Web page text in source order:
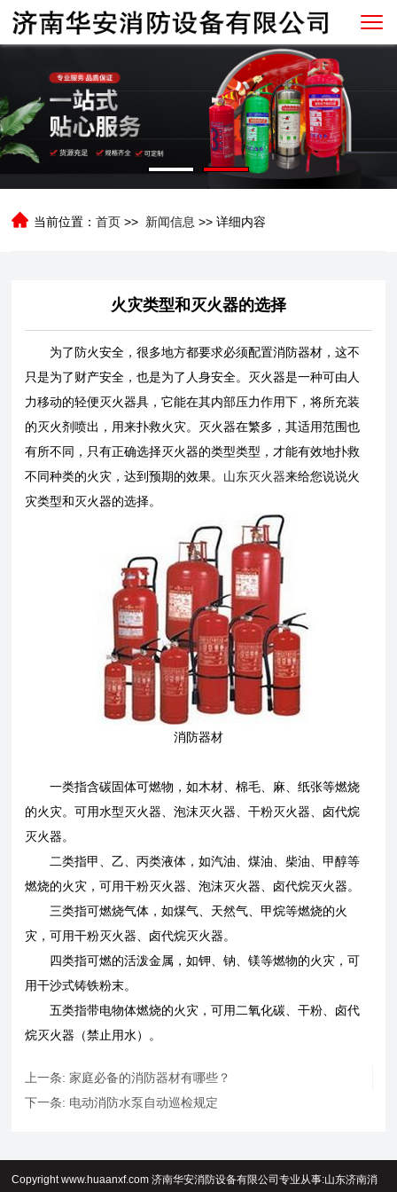
当前位置：首页 >> 新闻信息>> 详细内容
火灾类型和灭火器的选择
为了防火安全，很多地方都要求必须配置消防器材，这不
只是为了财产安全，也是为了人身安全。灭火器是一种可由人
力移动的轻便灭火器具，它能在其内部压力作用下，将所充装
的灭火剂喷出，用来扑救火灾。灭火器在繁多，其适用范围也
有所不同，只有正确选择灭火器的类型类型，才能有效地扑救
不同种类的火灾，达到预期的效果。 山东灭火器来给您说说火
灾类型和灭火器的选择。
消防器材
一类指含碳固体可燃物，如木材、棉毛、麻、纸张等燃烧
的火灾。可用水型灭火器、泡沫灭火器、干粉灭火器、卤代烷
灭火器。
二类指甲、乙、丙类液体，如汽油、煤油、柴油、甲醇等
燃烧的火灾，可用干粉灭火器、泡沫灭火器、卤代烷灭火器。
三类指可燃烧气体，如煤气、天然气、甲烷等燃烧的火
灾，可用干粉灭火器、卤代烷灭火器。
四类指可燃的活泼金属，如钾、钠、镁等燃物的火灾，可
用干沙式铸铁粉末。
五类指带电物体燃烧的火灾，可用二氧化碳、干粉、卤代
烷灭火器（禁止用水）。
上一条:家庭必备的消防器材有哪些？
下一条: 电动消防水泵自动巡检规定
Copyright www.huaanxf.com 济南华安消防设备有限公司专业从事:山东济南消